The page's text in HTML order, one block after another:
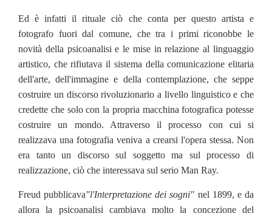
Ed è infatti il rituale ciò che conta per questo artista e
fotografo fuori dal comune, che tra i primi riconobbe le
novità della psicoanalisi e le mise in relazione al linguaggio
artistico, che rifiutava il sistema della comunicazione elitaria
dell'arte, dell'immagine e della contemplazione, che seppe
costruire un discorso rivoluzionario a livello linguistico e che
credette che solo con la propria macchina fotografica potesse
costruire un mondo. Attraverso il processo con cui si
realizzava una fotografia veniva a crearsi l'opera stessa. Non
era tanto un discorso sul soggetto ma sul processo di
realizzazione, ciò che interessava sul serio Man Ray.
Freud pubblicava"l'Interpretazione dei sogni" nel 1899, e da
allora la psicoanalisi cambiava molto la concezione del